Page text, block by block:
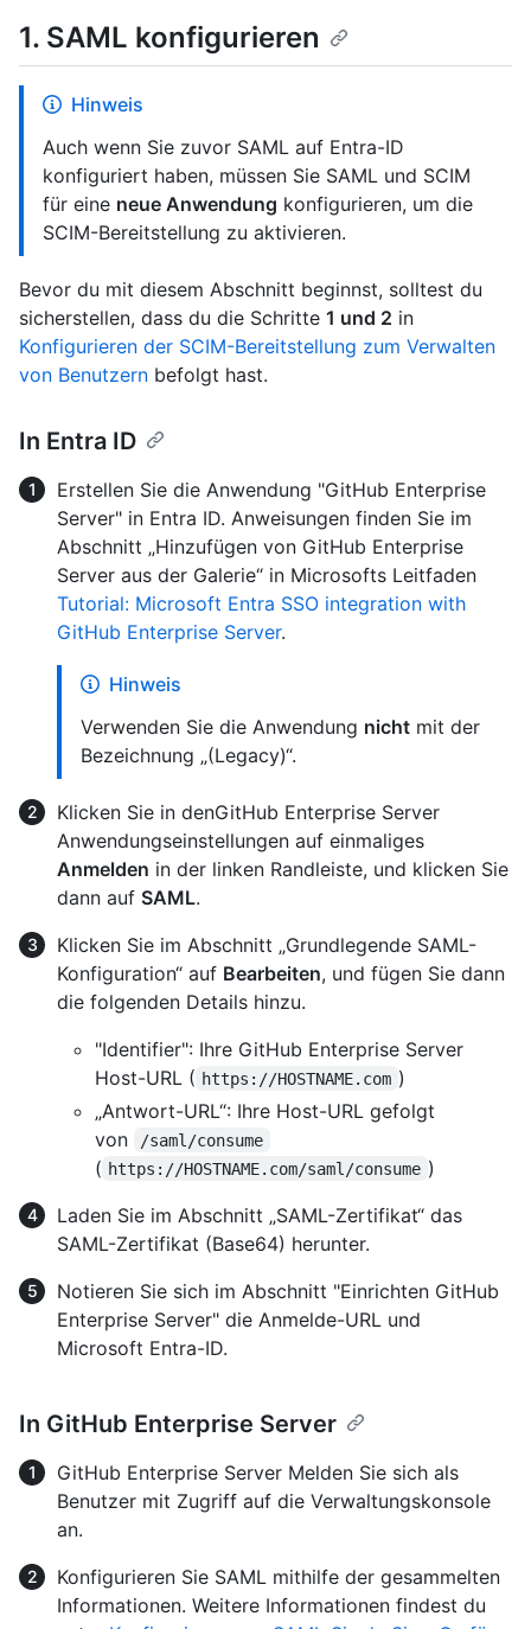
1. SAML konfigurieren
Hinweis
Auch wenn Sie zuvor SAML auf Entra-ID
konfiguriert haben, müssen Sie SAML und SCIM
für eine neue Anwendung konfigurieren, um die
SCIM-Bereitstellung zu aktivieren.
Bevor du mit diesem Abschnitt beginnst, solltest du
sicherstellen, dass du die Schritte 1 und 2 in
Konfigurieren der SCIM-Bereitstellung zum Verwalten
von Benutzern befolgt hast.
In Entra ID
Erstellen Sie die Anwendung "GitHub Enterprise
Server" in Entra ID. Anweisungen finden Sie im
Abschnitt „Hinzufügen von GitHub Enterprise
Server aus der Galerie“ in Microsofts Leitfaden
Tutorial: Microsoft Entra SSO integration with
GitHub Enterprise Server.
Hinweis
Verwenden Sie die Anwendung nicht mit der
Bezeichnung „(Legacy)“.
Klicken Sie in denGitHub Enterprise Server
Anwendungseinstellungen auf einmaliges
Anmelden in der linken Randleiste, und klicken Sie
dann auf SAML.
Klicken Sie im Abschnitt „Grundlegende SAML-
Konfiguration“ auf Bearbeiten, und fügen Sie dann
die folgenden Details hinzu.
"Identifier": Ihre GitHub Enterprise Server
Host-URL ( https://HOSTNAME.com )
„Antwort-URL“: Ihre Host-URL gefolgt
von
/saml/consume
( https://HOSTNAME.com/saml/consume )
Laden Sie im Abschnitt „SAML-Zertifikat“ das
SAML-Zertifikat (Base64) herunter.
Notieren Sie sich im Abschnitt "Einrichten GitHub
Enterprise Server" die Anmelde-URL und
Microsoft Entra-ID.
In GitHub Enterprise Server
GitHub Enterprise Server Melden Sie sich als
Benutzer mit Zugriff auf die Verwaltungskonsole
an.
Konfigurieren Sie SAML mithilfe der gesammelten
Informationen. Weitere Informationen findest du